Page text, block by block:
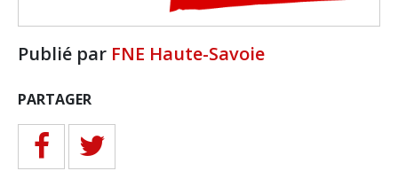
Publié par FNE Haute-Savoie
PARTAGER